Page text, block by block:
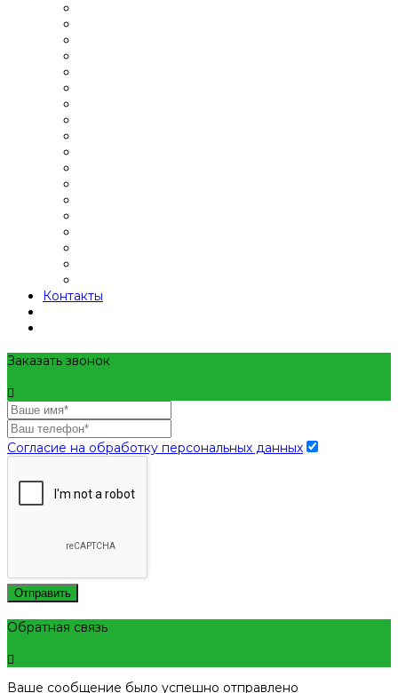
Контакты
Заказать звонок
Согласие на обработку персональных данных
Отправить
Обратная связь
Ваше сообщение было успешно отправлено